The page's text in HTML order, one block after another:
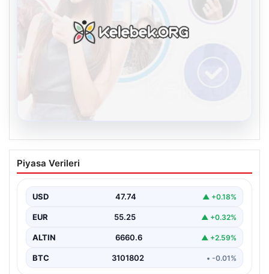
08.08.2026
Kelebek sohbet platformu İle Sanal
İletişimin Sertifikalı Adresi Ve Chat
Sanal ortamında insanların güvenli bir biçimde iletişim
Piyasa Verileri
USD 47.74 ▲ +0.18%
EUR 55.25 ▲ +0.32%
ALTIN 6660.6 ▲ +2.59%
BTC 3101802 • -0.01%